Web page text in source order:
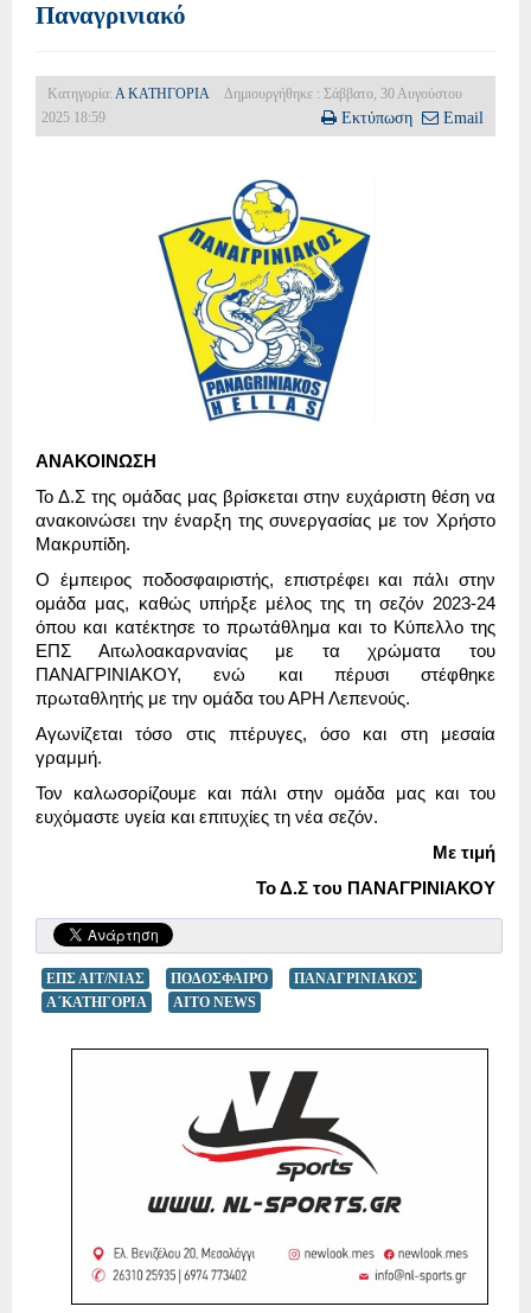
Παναγρινιακό
Κατηγορία: Α ΚΑΤΗΓΟΡΙΑ
Δημιουργήθηκε : Σάββατο, 30 Αυγούστου
2025 18:59
Εκτύπωση Email
ΑΝΑΚΟΙΝΩΣΗ
Το Δ.Σ της ομάδας μας βρίσκεται στην ευχάριστη θέση να
ανακοινώσει την έναρξη της συνεργασίας με τον Χρήστο
Μακρυπίδη.
Ο έμπειρος ποδοσφαιριστής, επιστρέφει και πάλι στην
ομάδα μας, καθώς υπήρξε μέλος της τη σεζόν 2023-24
όπου και κατέκτησε το πρωτάθλημα και το Κύπελλο της
ΕΠΣ Αιτωλοακαρνανίας με τα χρώματα του
ΠΑΝΑΓΡΙΝΙΑΚΟΥ, ενώ και πέρυσι στέφθηκε
πρωταθλητής με την ομάδα του ΑΡΗ Λεπενούς.
Αγωνίζεται τόσο στις πτέρυγες, όσο και στη μεσαία
γραμμή.
Τον καλωσορίζουμε και πάλι στην ομάδα μας και του
ευχόμαστε υγεία και επιτυχίες τη νέα σεζόν.
Με τιμή
Το Δ.Σ του ΠΑΝΑΓΡΙΝΙΑΚΟΥ
ΕΠΣ ΑΙΤ/ΝΙΑΣ ΠΟΔΟΣΦΑΙΡΟ
ΠΑΝΑΓΡΙΝΙΑΚΟΣ
Α΄ΚΑΤΗΓΟΡΙΑ
AITO NEWS